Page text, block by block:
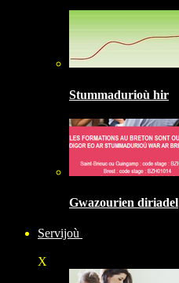
Stummadurioù hir
Gwazourien diriadel
Servijoù
X